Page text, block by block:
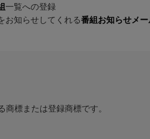
一覧への登録
お知らせしてくれる番組お知らせメー
標または登録商標です。